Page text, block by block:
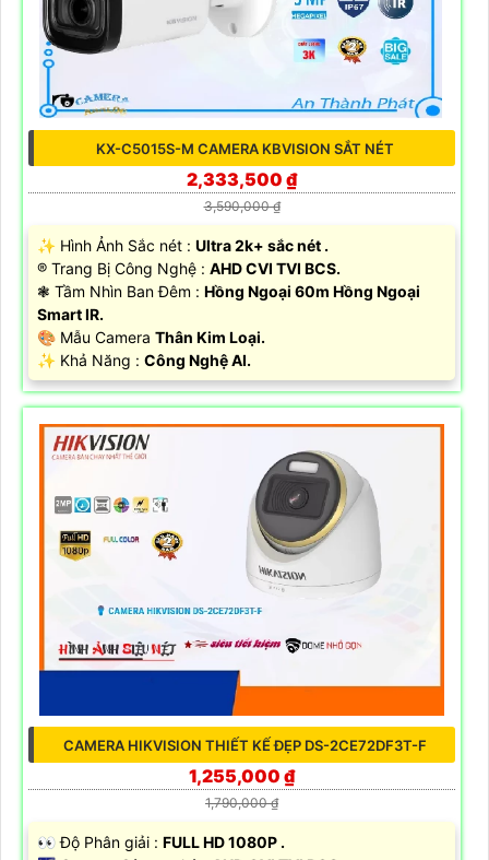
KX-C5015S-M CAMERA KBVISION SẮT NÉT
2,333,500 ₫
3,590,000 ₫
✨ Hình Ảnh Sắc nét :
Ultra 2k+ sắc nét .
®️ Trang Bị Công Nghệ :
AHD CVI TVI BCS.
❃ Tầm Nhìn Ban Đêm :
Hồng Ngoại 60m Hồng Ngoại
Smart IR.
Thân Kim Loại.
️✨ Khả Năng :Công Nghệ AI.